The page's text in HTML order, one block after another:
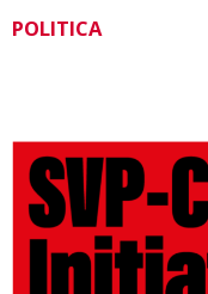
POLITICA